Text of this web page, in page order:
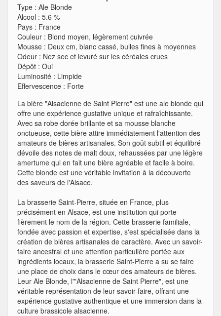
Type : Ale Blonde
Alcool : 5.6 %
Pays : France
Couleur : Blond moyen, légèrement cuivrée
Mousse : Deux cm, blanc cassé, bulles fines à moyennes
Odeur : Nez sec et levuré sur les céréales crues
Dépôt : Oui
Luminosité : Limpide
Effervescence : Forte
La bière "Alsacienne de Saint Pierre" est une ale blonde qui
offre une expérience gustative unique et rafraîchissante.
Avec sa robe dorée brillante et sa mousse blanche
onctueuse, cette bière attire immédiatement l'attention des
amateurs de bières artisanales. Son goût subtil et équilibré
dévoile des notes de malt doux, rehaussées par une légère
amertume qui en fait une bière agréable et facile à boire.
Cette blonde est une véritable invitation à la découverte
des saveurs de l'Alsace.
La brasserie Saint-Pierre, située en France, plus
précisément en Alsace, est une institution qui porte
fièrement le nom de la région. Cette brasserie familiale,
fondée avec passion et expertise, s'est spécialisée dans la
création de bières artisanales de caractère. Avec un savoir-
faire ancestral et une attention particulière portée aux
ingrédients locaux, la brasserie Saint-Pierre a su se faire
une place de choix dans le cœur des amateurs de bières.
Leur Ale Blonde, l'"Alsacienne de Saint Pierre", est une
véritable représentation de leur savoir-faire, offrant une
expérience gustative authentique et une immersion dans la
culture brassicole alsacienne.